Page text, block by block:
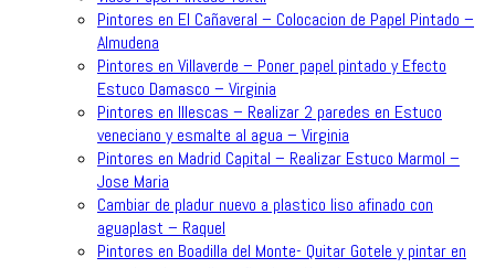
Pintores en El Cañaveral – Colocacion de Papel Pintado –
Almudena
Pintores en Villaverde – Poner papel pintado y Efecto
Estuco Damasco – Virginia
Pintores en Illescas – Realizar 2 paredes en Estuco
veneciano y esmalte al agua – Virginia
Pintores en Madrid Capital – Realizar Estuco Marmol –
Jose Maria
Cambiar de pladur nuevo a plastico liso afinado con
aguaplast – Raquel
Pintores en Boadilla del Monte- Quitar Gotele y pintar en